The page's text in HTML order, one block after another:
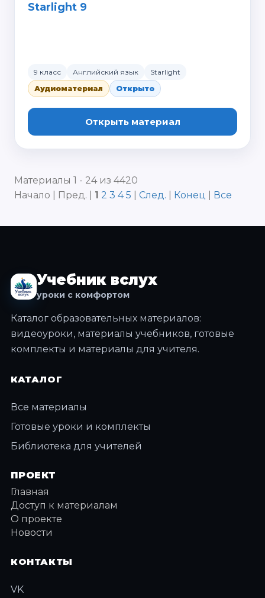
Starlight 9
9 класс Английский язык
Starlight
Аудиоматериал
Открыто
Открыть материал
Материалы 1 - 24 из 4420
Начало | Пред. | 1 2 3 4 5 След. Конец Все
Учебник вслух
уроки с комфортом
Каталог образовательных материалов:
видеоуроки, материалы учебников, готовые
комплекты и материалы для учителя.
КАТАЛОГ
Все материалы
Готовые уроки и комплекты
Библиотека для учителей
ПРОЕКТ
Главная
Доступ к материалам
О проекте
Новости
КОНТАКТЫ
VK